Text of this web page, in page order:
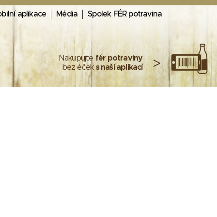
aplikace Média Spolek FÉR potravina
Nakupujte fér potraviny
bez éček s naší aplikací >